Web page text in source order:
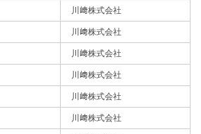
川﨑株式会社
川﨑株式会社
川﨑株式会社
川﨑株式会社
川﨑株式会社
川﨑株式会社